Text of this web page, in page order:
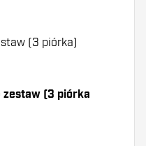
(3 piórka)
zestaw (3 piórka
Black SP Slim